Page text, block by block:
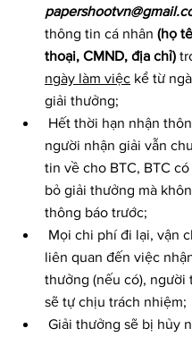
thông tin cá nhân (họ
thoại, CMND, địa chỉ)
ngày làm việc kể từ
giải thưởng;
người nhận giải vẫn
tin về cho BTC, BTC
bỏ giải thưởng mà
thông báo trước;
liên quan đến việc
thưởng (nếu có), người
sẽ tự chịu trách nhiệm;